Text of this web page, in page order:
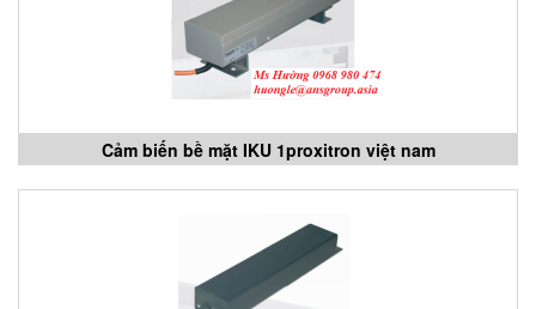
Cảm biến bề mặt IKU 1proxitron việt nam